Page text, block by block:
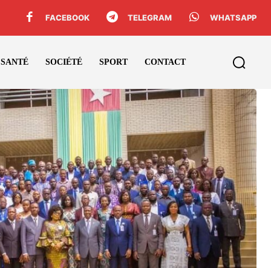
FACEBOOK TELEGRAM WHATSAPP
SANTÉ SOCIÉTÉ SPORT CONTACT